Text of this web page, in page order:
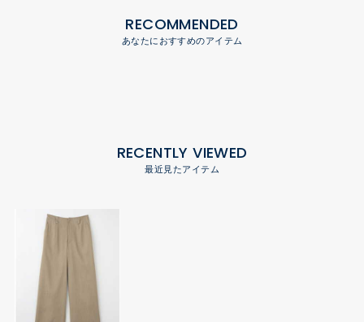
RECOMMENDED
あなたにおすすめのアイテム
RECENTLY VIEWED
最近見たアイテム